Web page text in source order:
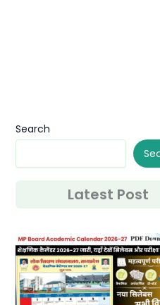
Search
Latest Post